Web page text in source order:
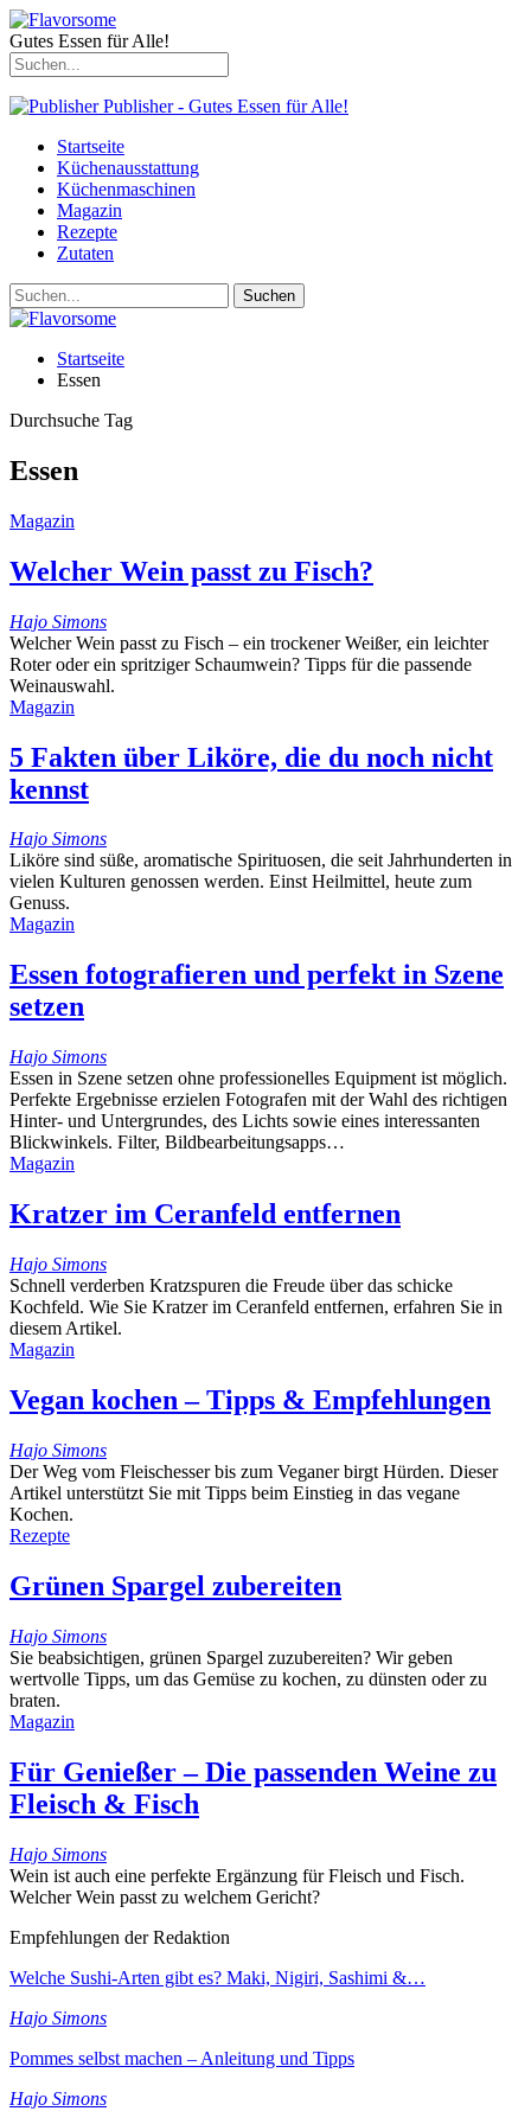
Gutes Essen für Alle!
Publisher - Gutes Essen für Alle!
Startseite
Küchenausstattung
Küchenmaschinen
Magazin
Rezepte
Zutaten
Startseite
Essen
Durchsuche Tag
Essen
Magazin
Welcher Wein passt zu Fisch?
Hajo Simons
Welcher Wein passt zu Fisch – ein trockener Weißer, ein leichter
Roter oder ein spritziger Schaumwein? Tipps für die passende
Weinauswahl.
Magazin
5 Fakten über Liköre, die du noch nicht
kennst
Hajo Simons
Liköre sind süße, aromatische Spirituosen, die seit Jahrhunderten in
vielen Kulturen genossen werden. Einst Heilmittel, heute zum
Genuss.
Magazin
Essen fotografieren und perfekt in Szene
setzen
Hajo Simons
Essen in Szene setzen ohne professionelles Equipment ist möglich.
Perfekte Ergebnisse erzielen Fotografen mit der Wahl des richtigen
Hinter- und Untergrundes, des Lichts sowie eines interessanten
Blickwinkels. Filter, Bildbearbeitungsapps…
Magazin
Kratzer im Ceranfeld entfernen
Hajo Simons
Schnell verderben Kratzspuren die Freude über das schicke
Kochfeld. Wie Sie Kratzer im Ceranfeld entfernen, erfahren Sie in
diesem Artikel.
Magazin
Vegan kochen – Tipps & Empfehlungen
Hajo Simons
Der Weg vom Fleischesser bis zum Veganer birgt Hürden. Dieser
Artikel unterstützt Sie mit Tipps beim Einstieg in das vegane
Kochen.
Rezepte
Grünen Spargel zubereiten
Hajo Simons
Sie beabsichtigen, grünen Spargel zuzubereiten? Wir geben
wertvolle Tipps, um das Gemüse zu kochen, zu dünsten oder zu
braten.
Magazin
Für Genießer – Die passenden Weine zu
Fleisch & Fisch
Hajo Simons
Wein ist auch eine perfekte Ergänzung für Fleisch und Fisch.
Welcher Wein passt zu welchem Gericht?
Empfehlungen der Redaktion
Welche Sushi-Arten gibt es? Maki, Nigiri, Sashimi &…
Hajo Simons
Pommes selbst machen – Anleitung und Tipps
Hajo Simons